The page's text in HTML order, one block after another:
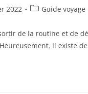
2022 Guide voyage
de la routine et de
il existe